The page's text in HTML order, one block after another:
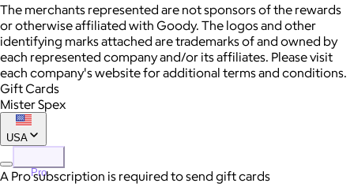
The merchants represented are not sponsors of the rewards
or otherwise affiliated with Goody. The logos and other
identifying marks attached are trademarks of and owned by
each represented company and/or its affiliates. Please visit
each company's website for additional terms and conditions.
Gift Cards
Mister Spex
USA
Pro
A Pro subscription is required to send gift cards